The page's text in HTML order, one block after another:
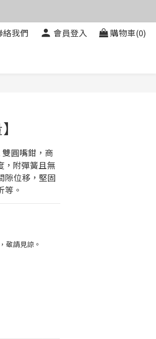
絡我們 會員登入 購物車(0)
圓嘴鉗，商
，附彈簧且無
隙位移，堅固
等。
敬請見諒。